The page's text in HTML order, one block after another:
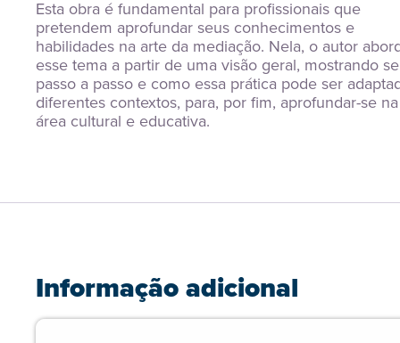
Esta obra é fundamental para profissionais que
pretendem aprofundar seus conhecimentos e
habilidades na arte da mediação. Nela, o autor
esse tema a partir de uma visão geral, mostrando
passo a passo e como essa prática pode ser
diferentes contextos, para, por fim, aprofundar-se na
área cultural e educativa.
Informação adicional